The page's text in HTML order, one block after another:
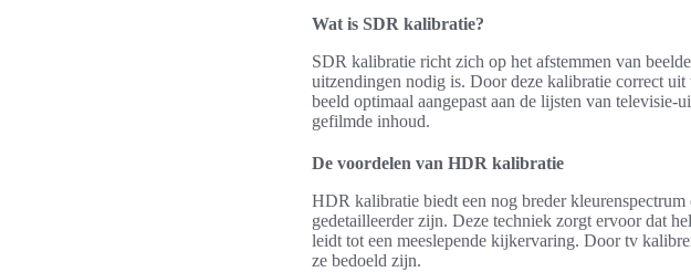
Wat is SDR kalibratie?
SDR kalibratie richt zich op het afstemmen van
uitzendingen nodig is. Door deze kalibratie correct
beeld optimaal aangepast aan de lijsten van
gefilmde inhoud.
De voordelen van HDR kalibratie
HDR kalibratie biedt een nog breder
gedetailleerder zijn. Deze techniek zorgt ervoor dat
leidt tot een meeslepende kijkervaring. Door tv
ze bedoeld zijn.